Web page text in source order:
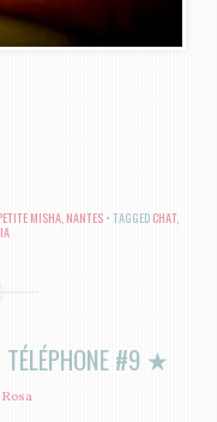
MISHA, NANTES TAGGED CHAT,
#9 ★
Rosa